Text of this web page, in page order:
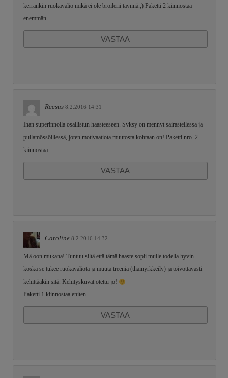
kerrankin ruokavalio mikä ei ole broilerii täynnä.;) Paketti 2 kiinnostaa
enemmän.
VASTAA
Reesus 8.2.2016 14:31
Ihan superinnolla osallistun haasteeseen. Syksy on mennyt sairastellessa ja
pullamössöillessä, joten motivaatiota muutosta kohtaan on! Paketti nro. 2
kiinnostaa.
VASTAA
Caroline 8.2.2016 14:32
Mä oon mukana! Tuntuu siltä että tämä haaste sopii mulle todella hyvin
koska se tukee ruokavaliota ja muuta treeniä (thainyrkkeily) ja toivottavasti
kehittääkin sitä. Kehityskuvat otettu jo!
Paketti 1 kiinnostaa eniten.
VASTAA